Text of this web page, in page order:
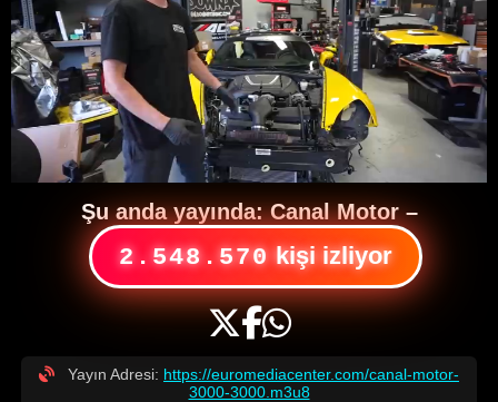
Şu anda yayında:Canal Motor–
2.548.570kişi izliyor
Yayın Adresi: https://euromediacenter.com/canal-motor-
3000-3000.m3u8